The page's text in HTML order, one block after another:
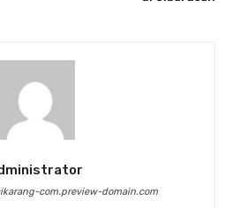
com.preview-domain.com